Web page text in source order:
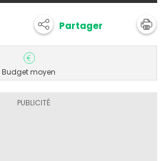
Partager
Budget moyen